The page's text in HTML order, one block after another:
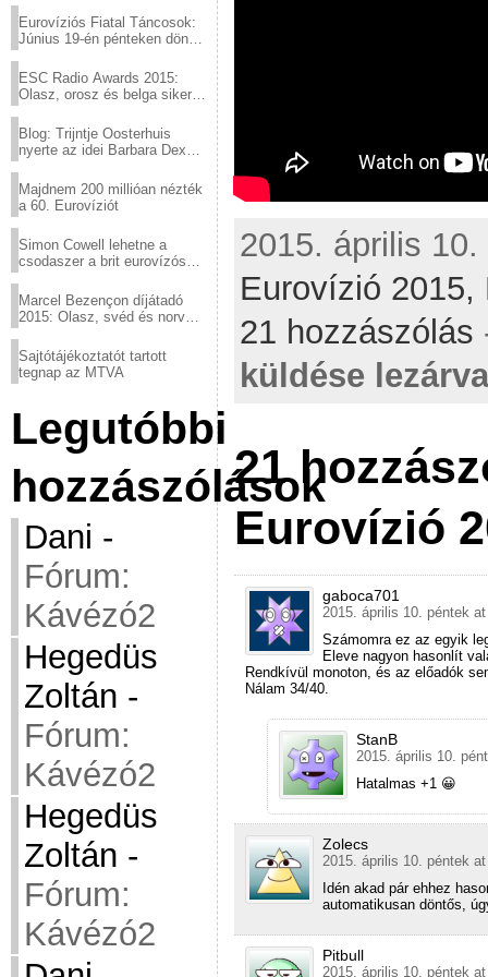
Eurovíziós Fiatal Táncosok:
Június 19-én pénteken döntő
ESC Radio Awards 2015:
Olasz, orosz és belga siker,
Blog: Trijntje Oosterhuis
nyerte az idei Barbara Dex
Majdnem 200 millióan nézték
a 60. Eurovíziót
Simon Cowell lehetne a
csodaszer a brit eurovízós
Marcel Bezençon díjátadó
2015: Olasz, svéd és norvég
Sajtótájékoztatót tartott
tegnap az MTVA
Legutóbbi
hozzászólások
Dani -
Fórum:
Kávézó2
Hegedüs
Zoltán -
Fórum:
Kávézó2
Hegedüs
Zoltán -
Fórum:
Kávézó2
2015. április
Eurovízió 2015,
21 hozzászólás
küldése
21
Eurovízió
gaboca701
2015. április 10. péntek
Számomra ez az egyik
Eleve nagyon hasonlít
Rendkívül monoton, és az előadók
Nálam 34/40.
StanB
2015. április 10.
Hatalmas +1 😀
Zolecs
2015. április 10. péntek
Idén akad pár ehhez
automatikusan döntős,
Pitbull
2015. április 10. péntek